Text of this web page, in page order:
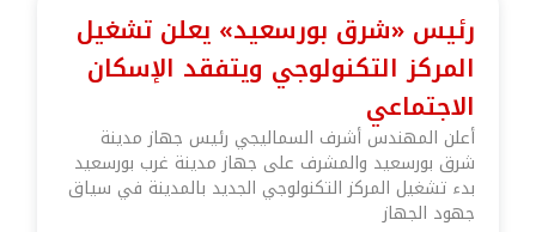
رئيس «شرق بورسعيد» يعلن تشغيل
المركز التكنولوجي ويتفقد الإسكان
الاجتماعي
أعلن المهندس أشرف السماليجي رئيس جهاز مدينة
شرق بورسعيد والمشرف على جهاز مدينة غرب بورسعيد
بدء تشغيل المركز التكنولوجي الجديد بالمدينة في سياق
جهود الجهاز